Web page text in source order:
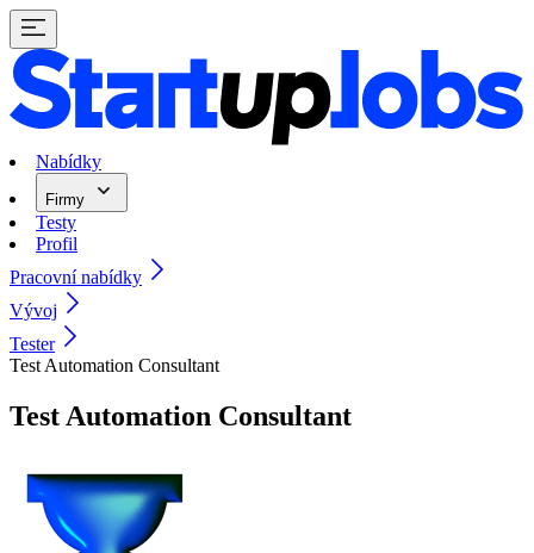
Nabídky
Firmy
Testy
Profil
Pracovní nabídky
Vývoj
Tester
Test Automation Consultant
Test Automation Consultant